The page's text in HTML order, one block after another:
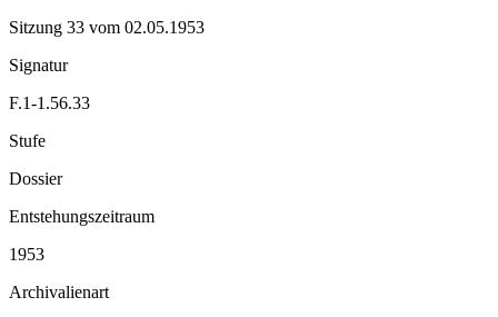
Sitzung 33 vom 02.05.1953
Signatur
F.1-1.56.33
Stufe
Dossier
Entstehungszeitraum
1953
Archivalienart